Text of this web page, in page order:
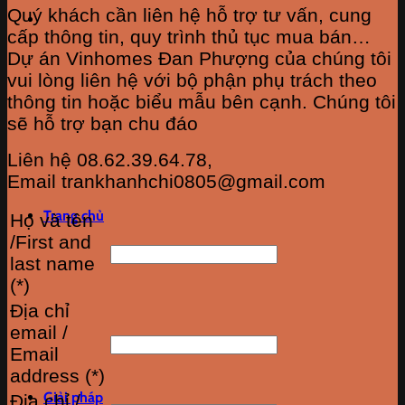
Trang chủ
Giải pháp
Quý khách cần liên hệ hỗ trợ tư vấn, cung
cấp thông tin, quy trình thủ tục mua bán…
Dự án Vinhomes Đan Phượng của chúng tôi
vui lòng liên hệ với bộ phận phụ trách theo
thông tin hoặc biểu mẫu bên cạnh. Chúng tôi
sẽ hỗ trợ bạn chu đáo
Liên hệ 08.62.39.64.78,
Email trankhanhchi0805@gmail.com
Họ và tên
/First and
last name
(*)
Địa chỉ
email /
Email
address (*)
Địa chỉ /